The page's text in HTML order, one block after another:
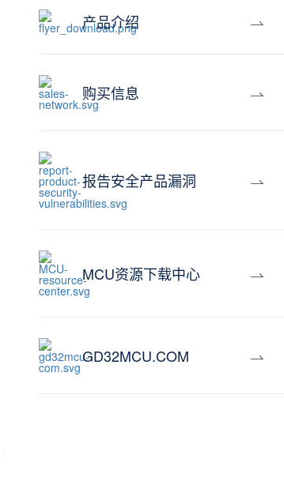
产品介绍
购买信息
报告安全产品漏洞
MCU资源下载中心
GD32MCU.COM